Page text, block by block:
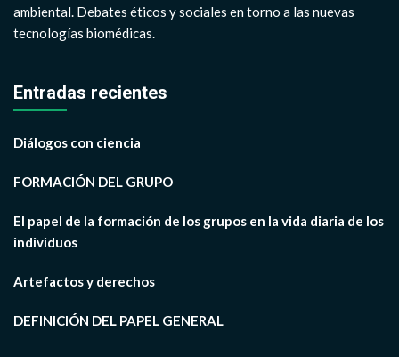
ambiental. Debates éticos y sociales en torno a las nuevas
tecnologías biomédicas.
Entradas recientes
Diálogos con ciencia
FORMACIÓN DEL GRUPO
El papel de la formación de los grupos en la vida diaria de los
individuos
Artefactos y derechos
DEFINICIÓN DEL PAPEL GENERAL